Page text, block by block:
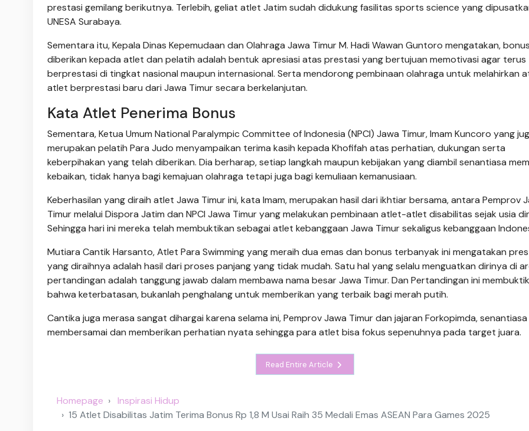
prestasi gemilang berikutnya. Terlebih, geliat atlet Jatim sudah didukung fasilitas sports science yang
UNESA Surabaya.
Sementara itu, Kepala Dinas Kepemudaan dan Olahraga Jawa Timur M. Hadi Wawan Guntoro mengatakan,
diberikan kepada atlet dan pelatih adalah bentuk apresiasi atas prestasi yang bertujuan memotivasi agar terus
berprestasi di tingkat nasional maupun internasional. Serta mendorong pembinaan olahraga untuk melahirkan
atlet berprestasi baru dari Jawa Timur secara berkelanjutan.
Kata Atlet Penerima Bonus
Sementara, Ketua Umum National Paralympic Committee of Indonesia (NPCI) Jawa Timur, Imam Kuncoro yang
merupakan pelatih Para Judo menyampaikan terima kasih kepada Khofifah atas perhatian, dukungan serta
keberpihakan yang telah diberikan. Dia berharap, setiap langkah maupun kebijakan yang diambil senantiasa
kebaikan, tidak hanya bagi kemajuan olahraga tetapi juga bagi kemuliaan kemanusiaan.
Keberhasilan yang diraih atlet Jawa Timur ini, kata Imam, merupakan hasil dari ikhtiar bersama, antara Pemprov
Timur melalui Dispora Jatim dan NPCI Jawa Timur yang melakukan pembinaan atlet-atlet disabilitas sejak usia
Sehingga hari ini mereka telah membuktikan sebagai atlet kebanggaan Jawa Timur sekaligus kebanggaan
Mutiara Cantik Harsanto, Atlet Para Swimming yang meraih dua emas dan bonus terbanyak ini mengatakan
yang diraihnya adalah hasil dari proses panjang yang tidak mudah. Satu hal yang selalu menguatkan dirinya di
pertandingan adalah tanggung jawab dalam membawa nama besar Jawa Timur. Dan Pertandingan ini
bahwa keterbatasan, bukanlah penghalang untuk memberikan yang terbaik bagi merah putih.
Cantika juga merasa sangat dihargai karena selama ini, Pemprov Jawa Timur dan jajaran Forkopimda, senantiasa
membersamai dan memberikan perhatian nyata sehingga para atlet bisa fokus sepenuhnya pada target juara.
Read Entire Article
Homepage
Inspirasi Hidup
15 Atlet Disabilitas Jatim Terima Bonus Rp 1,8 M Usai Raih 35 Medali Emas ASEAN Para Games 2025